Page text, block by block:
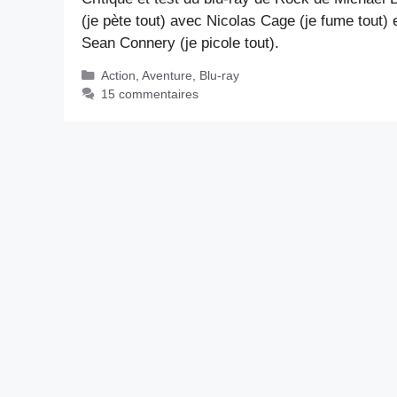
(je pète tout) avec Nicolas Cage (je fume tout)
Sean Connery (je picole tout).
Catégories
Action, Aventure, Blu-ray
15 commentaires